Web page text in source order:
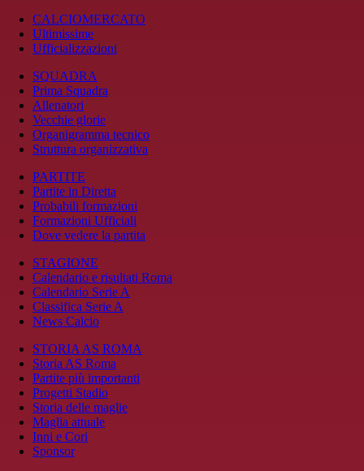
CALCIOMERCATO
Ultimissime
Ufficializzazioni
SQUADRA
Prima Squadra
Allenatori
Vecchie glorie
Organigramma tecnico
Struttura organizzativa
PARTITE
Partite in Diretta
Probabili formazioni
Formazioni Ufficiali
Dove vedere la partita
STAGIONE
Calendario e risultati Roma
Calendario Serie A
Classifica Serie A
News Calcio
STORIA AS ROMA
Storia AS Roma
Partite più importanti
Progetti Stadio
Storia delle maglie
Maglia attuale
Inni e Cori
Sponsor